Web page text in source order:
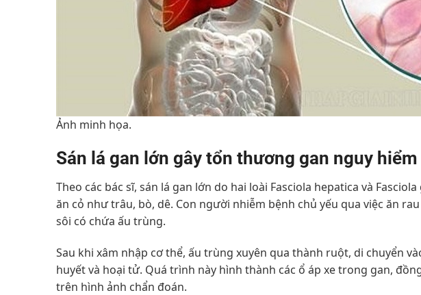
Ảnh minh họa.
Sán lá gan lớn gây tổn thương gan nguy hiểm
Theo các bác sĩ, sán lá gan lớn do hai loài Fasciola hepatica và
ăn cỏ như trâu, bò, dê. Con người nhiễm bệnh chủ yếu qua việc ăn
sôi có chứa ấu trùng.
Sau khi xâm nhập cơ thể, ấu trùng xuyên qua thành ruột, di chuyển
huyết và hoại tử. Quá trình này hình thành các ổ áp xe trong gan,
trên hình ảnh chẩn đoán.